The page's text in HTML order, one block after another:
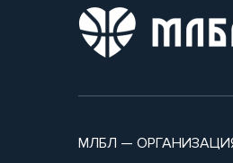
МЛБЛ —